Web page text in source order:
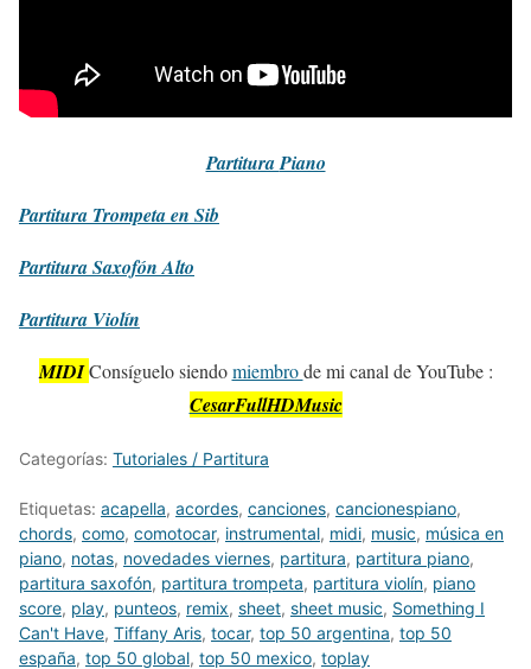
PartituraPiano
Partitura Trompeta en Sib
PartituraSaxofón Alto
Partitura Violín
MIDI Consíguelo siendomiembrode mi canal de YouTube :
CesarFullHDMusic
Categorías: Tutoriales / Partitura
Etiquetas: acapella, acordes, canciones, cancionespiano,
chords, como, comotocar, instrumental, midi, music, música en
piano, notas, novedades viernes, partitura, partitura piano,
partitura saxofón, partitura trompeta, partitura violín, piano
score, play, punteos, remix, sheet, sheet music, Something I
Can't Have, Tiffany Aris, tocar, top 50 argentina, top 50
españa, top 50 global, top 50 mexico, toplay